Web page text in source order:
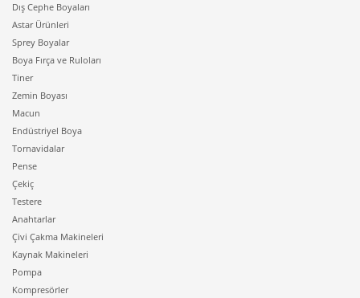
Dış Cephe Boyaları
Astar Ürünleri
Sprey Boyalar
Boya Fırça ve Ruloları
Tiner
Zemin Boyası
Macun
Endüstriyel Boya
Tornavidalar
Pense
Çekiç
Testere
Anahtarlar
Çivi Çakma Makineleri
Kaynak Makineleri
Pompa
Kompresörler